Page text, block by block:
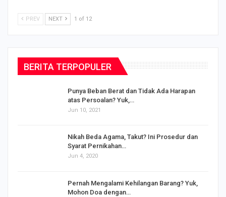
PREV NEXT 1 of 12
BERITA TERPOPULER
Punya Beban Berat dan Tidak Ada Harapan
atas Persoalan? Yuk,…
Jun 10, 2021
Nikah Beda Agama, Takut? Ini Prosedur dan
Syarat Pernikahan…
Jun 4, 2020
Pernah Mengalami Kehilangan Barang? Yuk,
Mohon Doa dengan…